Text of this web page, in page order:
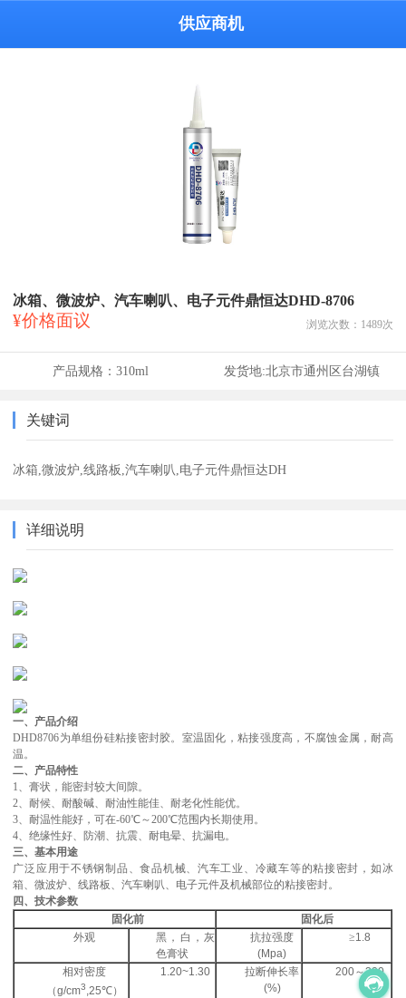
供应商机
冰箱、微波炉、汽车喇叭、电子元件鼎恒达DHD-8706
¥价格面议 浏览次数： 1489次
产品规格： 310ml 发货地:北京市通州区台湖镇
关键词
冰箱,微波炉,线路板,汽车喇叭,电子元件鼎恒达DH
详细说明
一、产品介绍
DHD8706为单组份硅粘接密封胶。室温固化，粘接强度高，不腐蚀金属，耐高
温。
二、产品特性
1
、膏状，能密封较大间隙。
2 、耐候、耐酸碱、耐油性能佳、耐老化性能优。
3 、耐温性能好，可在-60℃～200℃范围内长期使用。
4 、绝缘性好、防潮、抗震、耐电晕、抗漏电。
三、基本用途
广泛应用于不锈钢制品、食品机械、汽车工业、冷藏车等的粘接密封 ，如冰
箱、微波炉、线路板、汽车喇叭、电子元件及机械部位的粘接密封。
四、技术参数
固化前
固化后
外观
黑，白，灰
色膏状
抗拉强度
(Mpa)
≥1.8
相对密度
（g/cm3 ,25℃）
1. 20~1.30
拉断伸长率
(%)
200～300